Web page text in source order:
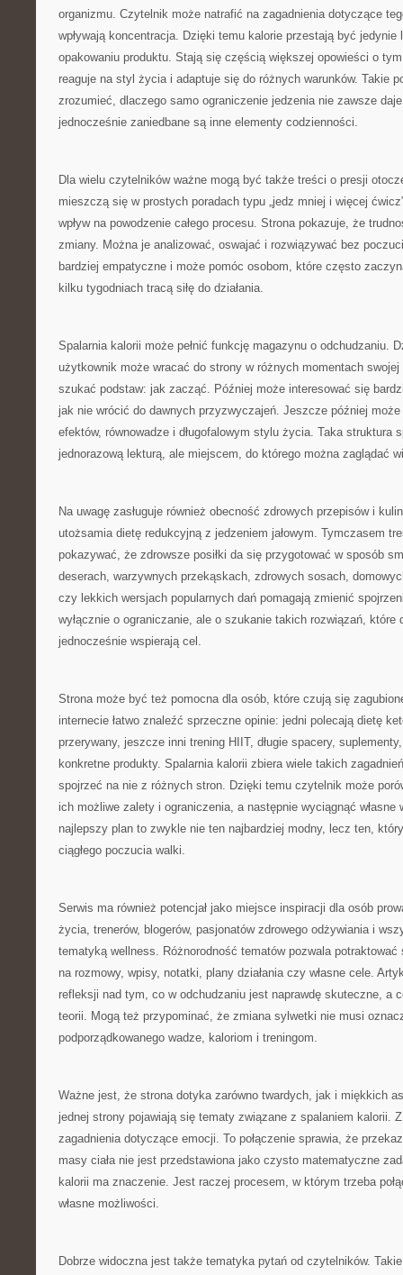
organizmu. Czytelnik może natrafić na zagadnienia dotyczące
wpływają koncentracja. Dzięki temu kalorie przestają być jedynie
opakowaniu produktu. Stają się częścią większej opowieści o
reaguje na styl życia i adaptuje się do różnych warunków. Takie
zrozumieć, dlaczego samo ograniczenie jedzenia nie zawsze
jednocześnie zaniedbane są inne elementy codzienności.
Dla wielu czytelników ważne mogą być także treści o presji
mieszczą się w prostych poradach typu „jedz mniej i więcej
wpływ na powodzenie całego procesu. Strona pokazuje, że
zmiany. Można je analizować, oswajać i rozwiązywać bez
bardziej empatyczne i może pomóc osobom, które często
kilku tygodniach tracą siłę do działania.
Spalarnia kalorii może pełnić funkcję magazynu o odchudzaniu.
użytkownik może wracać do strony w różnych momentach
szukać podstaw: jak zacząć. Później może interesować się
jak nie wrócić do dawnych przyzwyczajeń. Jeszcze później
efektów, równowadze i długofalowym stylu życia. Taka struktura
jednorazową lekturą, ale miejscem, do którego można zaglądać
Na uwagę zasługuje również obecność zdrowych przepisów i
utożsamia dietę redukcyjną z jedzeniem jałowym. Tymczasem
pokazywać, że zdrowsze posiłki da się przygotować w sposób
deserach, warzywnych przekąskach, zdrowych sosach,
czy lekkich wersjach popularnych dań pomagają zmienić
wyłącznie o ograniczanie, ale o szukanie takich rozwiązań, które
jednocześnie wspierają cel.
Strona może być też pomocna dla osób, które czują się
internecie łatwo znaleźć sprzeczne opinie: jedni polecają dietę
przerywany, jeszcze inni trening HIIT, długie spacery,
konkretne produkty. Spalarnia kalorii zbiera wiele takich
spojrzeć na nie z różnych stron. Dzięki temu czytelnik może
ich możliwe zalety i ograniczenia, a następnie wyciągnąć własne
najlepszy plan to zwykle nie ten najbardziej modny, lecz ten,
ciągłego poczucia walki.
Serwis ma również potencjał jako miejsce inspiracji dla osób
życia, trenerów, blogerów, pasjonatów zdrowego odżywiania i
tematyką wellness. Różnorodność tematów pozwala potraktować
na rozmowy, wpisy, notatki, plany działania czy własne cele.
refleksji nad tym, co w odchudzaniu jest naprawdę skuteczne, a
teorii. Mogą też przypominać, że zmiana sylwetki nie musi
podporządkowanego wadze, kaloriom i treningom.
Ważne jest, że strona dotyka zarówno twardych, jak i miękkich
jednej strony pojawiają się tematy związane z spalaniem kalorii.
zagadnienia dotyczące emocji. To połączenie sprawia, że
masy ciała nie jest przedstawiona jako czysto matematyczne
kalorii ma znaczenie. Jest raczej procesem, w którym trzeba
własne możliwości.
Dobrze widoczna jest także tematyka pytań od czytelników.